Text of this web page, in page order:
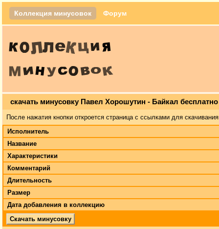
Коллекция минусовок Форум
скачать минусовку Павел Хорошутин - Байкал бесплатно
После нажатия кнопки откроется страница с ссылками для
Исполнитель
Название
Характеристики
Комментарий
Длительность
Размер
Дата добавления в коллекцию
Скачать минусовку